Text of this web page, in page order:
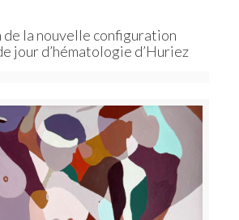
de la nouvelle configuration
jour d’hématologie d’Huriez